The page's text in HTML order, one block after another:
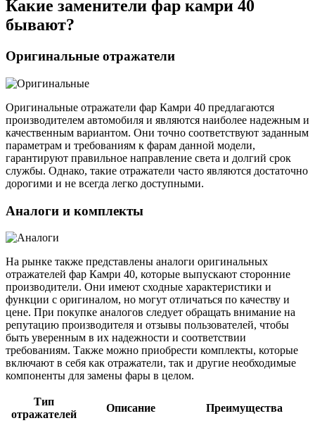
Какие заменители фар камри 40
бывают?
Оригинальные отражатели
Оригинальные отражатели фар Камри 40 предлагаются
производителем автомобиля и являются наиболее надежным и
качественным вариантом. Они точно соответствуют заданным
параметрам и требованиям к фарам данной модели,
гарантируют правильное направление света и долгий срок
службы. Однако, такие отражатели часто являются достаточно
дорогими и не всегда легко доступными.
Аналоги и комплекты
На рынке также представлены аналоги оригинальных
отражателей фар Камри 40, которые выпускают сторонние
производители. Они имеют сходные характеристики и
функции с оригиналом, но могут отличаться по качеству и
цене. При покупке аналогов следует обращать внимание на
репутацию производителя и отзывы пользователей, чтобы
быть уверенным в их надежности и соответствии
требованиям. Также можно приобрести комплекты, которые
включают в себя как отражатели, так и другие необходимые
компоненты для замены фары в целом.
Тип
отражателей
Описание Преимущества